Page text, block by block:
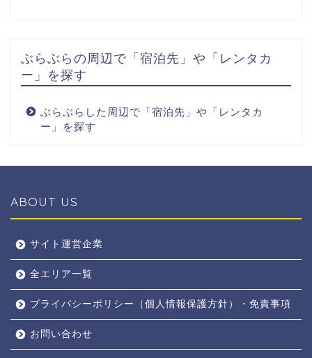
ぶらぶらの周辺で「宿泊先」や「レンタカ
ー」を探す
ぶらぶらした周辺で「宿泊先」や「レンタカ
ー」を探す
ABOUT US
サイト運営企業
全エリア一覧
プライバシーポリシー（個人情報保護方針）・免責事項
お問い合わせ
奈良